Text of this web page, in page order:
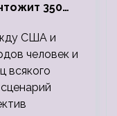
350
США и
человек и
всякого